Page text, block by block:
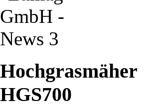
Hochgrasmäher
HGS700